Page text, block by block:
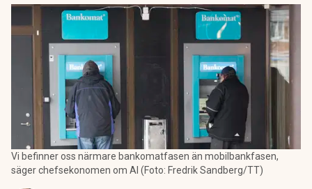
Vi befinner oss närmare bankomatfasen än mobilbankfasen,
säger chefsekonomen om AI (Foto: Fredrik Sandberg/TT)